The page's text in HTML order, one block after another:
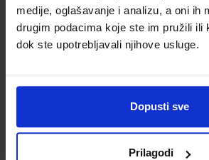
medije, oglašavanje i analizu, a oni ih
drugim podacima koje ste im pružili ili
dok ste upotrebljavali njihove usluge.
Dopusti sve
Prilagodi
249,00 €